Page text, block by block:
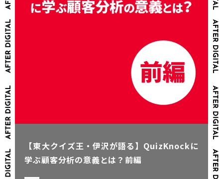
【東大クイズ王・伊沢が語る】QuizKnockに
学ぶ顧客分析の意義とは？前編